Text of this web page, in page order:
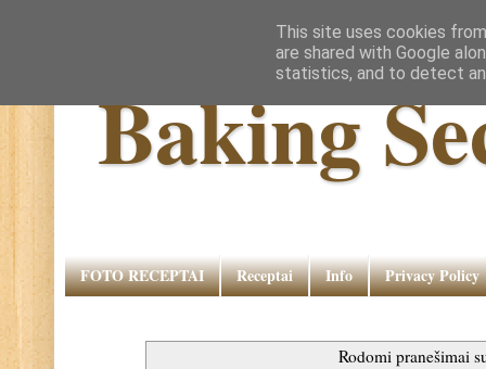
Baking
FOTO RECEPTAI Receptai Info Privacy Policy
Rodomi pranešimai
This site uses cookies
are shared with Google
statistics, and to detect